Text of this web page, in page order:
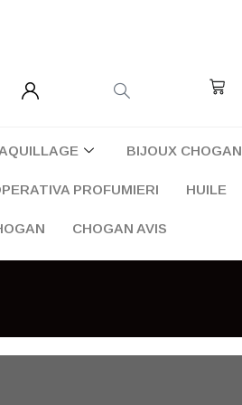
Cart
BIJOUX CHOGAN
PROFUMIERI HUILE
CHOGAN AVIS